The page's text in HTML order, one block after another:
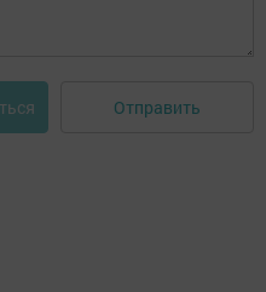
Отправить